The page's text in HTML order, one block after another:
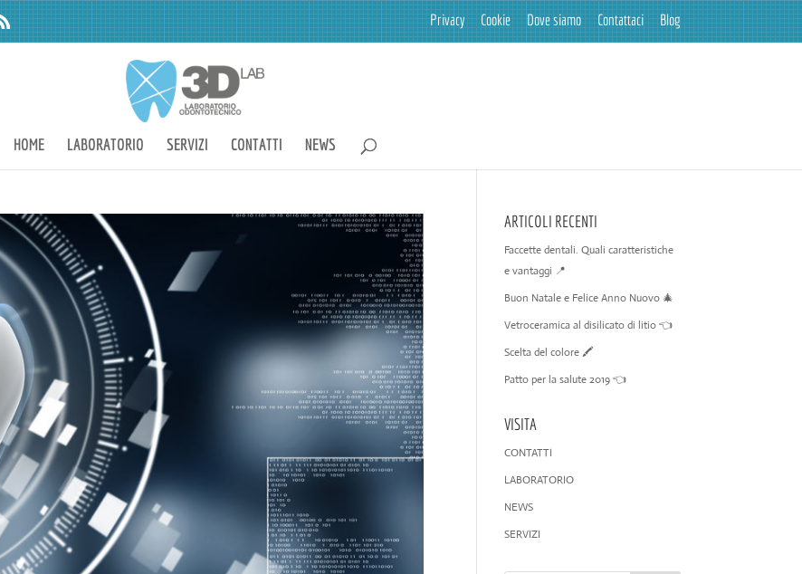
Privacy Cookie Dove siamo Contattaci Blog
HOME LABORATORIO SERVIZI CONTATTI NEWS
ARTICOLI RECENTI
Faccette dentali. Quali caratteristiche
e vantaggi 📍
Buon Natale e Felice Anno Nuovo 🎄
Vetroceramica al disilicato di litio 👈
Scelta del colore 🖍️
Patto per la salute 2019 👈
VISITA
CONTATTI
LABORATORIO
NEWS
SERVIZI